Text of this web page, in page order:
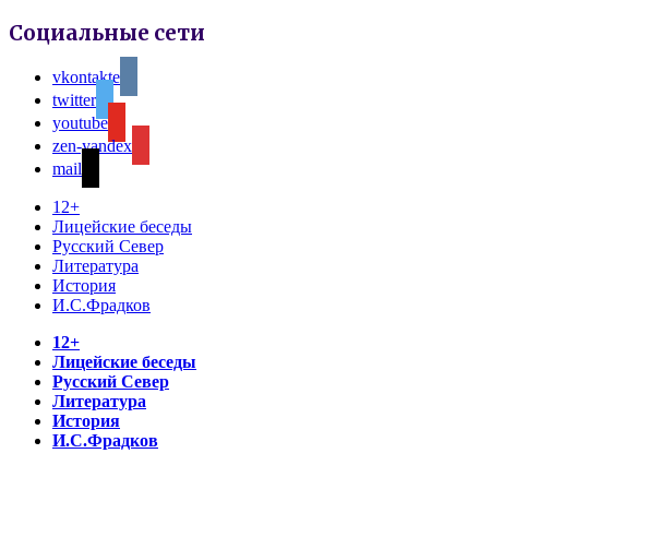
Социальные сети
vkontakte
twitter
youtube
zen-yandex
mail
12+
Лицейские беседы
Русский Север
Литература
История
И.С.Фрадков
12+
Лицейские беседы
Русский Север
Литература
История
И.С.Фрадков